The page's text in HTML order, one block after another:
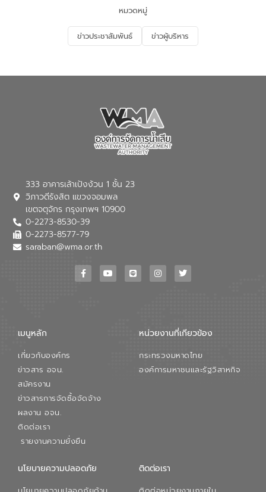
จัดการน้ำเสียและสร้างจิตสำนึกในการ
อนุรักษ์สิ่งแวดล้อม ในหัวข้อ “น้ำเสียชุมชน
และการบำบัดน้ำเสียเบื้องต้น” โดยให้ความรู้
เกี่ยวกับสาเหตุและผลกระทบของน้ำเสีย
ณ เทศบาลตำบลบางเลน จังหวัดนครปฐม
หมวดหมู่
ข่าวประชาสัมพันธ์ ข่าวผู้บริหาร
333 อาคารเล้าเป้งง้วน 1 ชั้น 23
วิภาวดีรังสิต แขวงจอมพล
เขตจตุจักร กรุงเทพฯ 10900
0-2273-8530-39
0-2273-8577-79
saraban@wma.or.th
เมนูหลัก
เกี่ยวกับองค์กร
ข่าวสาร อจน.
สมัครงาน
ข่าวสารการจัดซื้อจัดจ้าง
ผลงาน อจน.
ติดต่อเรา
รายงานความยั่งยืน
หน่วยงานที่เกียวข้อง
กระทรวงมหาดไทย
องค์การมหาชนและรัฐวิสาหกิจ
นโยบายความปลอดภัย ติดต่อเรา